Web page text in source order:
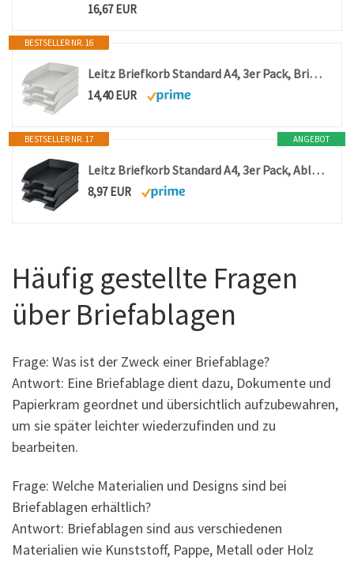
16,67 EUR
BESTSELLER NR. 16
Leitz Briefkorb Standard A4, 3er Pack, Briefablage in Premium-Qualität
14,40 EUR
ANGEBOT
BESTSELLER NR. 17
Leitz Briefkorb Standard A4, 3er Pack, Ablage in Premium-Qualität, Schwarz
8,97 EUR
Häufig gestellte Fragen
über Briefablagen
Frage: Was ist der Zweck einer Briefablage?
Antwort: Eine Briefablage dient dazu, Dokumente und
Papierkram geordnet und übersichtlich aufzubewahren,
um sie später leichter wiederzufinden und zu
bearbeiten.
Frage: Welche Materialien und Designs sind bei
Briefablagen erhältlich?
Antwort: Briefablagen sind aus verschiedenen
Materialien wie Kunststoff, Pappe, Metall oder Holz